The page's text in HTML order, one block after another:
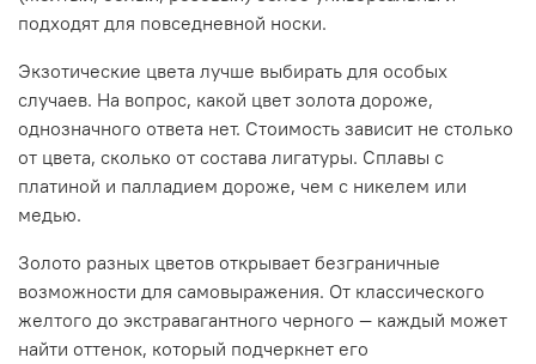
подходят для повседневной носки.
Экзотические цвета лучше выбирать для особых
случаев. На вопрос, какой цвет золота дороже,
однозначного ответа нет. Стоимость зависит не столько
от цвета, сколько от состава лигатуры. Сплавы с
платиной и палладием дороже, чем с никелем или
медью.
Золото разных цветов открывает безграничные
возможности для самовыражения. От классического
желтого до экстравагантного черного — каждый может
найти оттенок, который подчеркнет его